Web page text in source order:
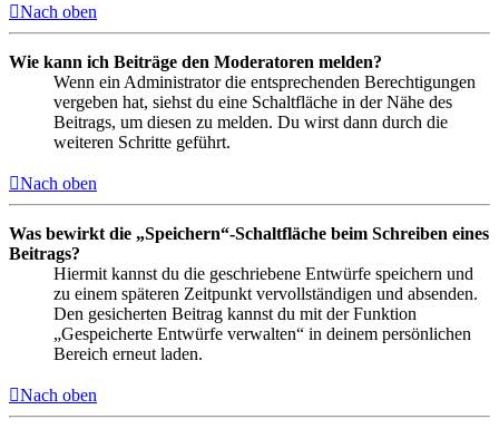
Nach oben
Wie kann ich Beiträge den Moderatoren melden?
Wenn ein Administrator die entsprechenden Berechtigungen
vergeben hat, siehst du eine Schaltfläche in der Nähe des
Beitrags, um diesen zu melden. Du wirst dann durch die
weiteren Schritte geführt.
Nach oben
Was bewirkt die „Speichern“-Schaltfläche beim Schreiben eines
Beitrags?
Hiermit kannst du die geschriebene Entwürfe speichern und
zu einem späteren Zeitpunkt vervollständigen und absenden.
Den gesicherten Beitrag kannst du mit der Funktion
„Gespeicherte Entwürfe verwalten“ in deinem persönlichen
Bereich erneut laden.
Nach oben